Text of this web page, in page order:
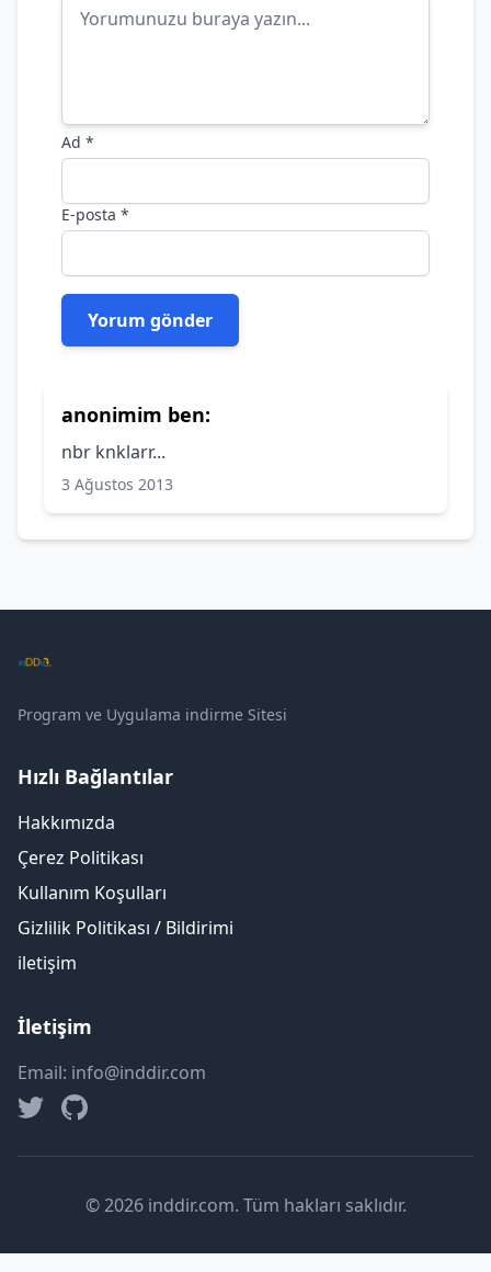
Ad *
E-posta *
anonimim ben:
nbr knklarr...
3 Ağustos 2013
Program ve Uygulama indirme Sitesi
Hızlı Bağlantılar
Hakkımızda
Çerez Politikası
Kullanım Koşulları
Gizlilik Politikası / Bildirimi
iletişim
İletişim
Email: info@inddir.com
© 2026 inddir.com. Tüm hakları saklıdır.